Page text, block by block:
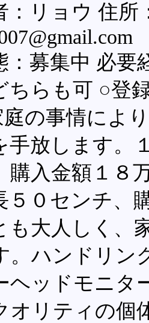
：リョウ 住所
募集中 必要
ちらも可 ○登
の事情によ
手放します。
購入金額１８
５０センチ、
も大人しく、
。ハンドリン
ヘッドモニタ
オリティの個